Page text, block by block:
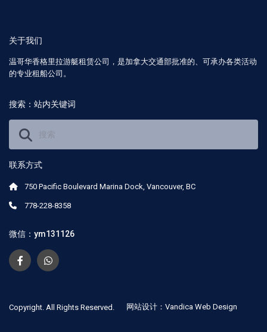
关于我们
温哥华香格里拉游艇租赁公司，是加拿大交通部批准的、可承办各类活动
的专业租船公司。
搜索：站内关键词
联系方式
750 Pacific Boulevard Marina Dock, Vancouver, BC
778-228-8358
微信：ym131126
Copyright. All Rights Reserved. 网站设计：Vandica Web Design